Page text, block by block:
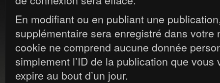
En modifiant ou en publiant une
supplémentaire sera enregistré dans votre
cookie ne comprend aucune donnée
simplement l’ID de la publication que vous
expire au bout d’un jour.